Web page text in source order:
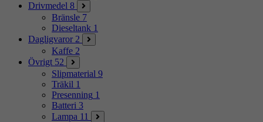
Drivmedel 8
Bränsle 7
Dieseltank 1
Dagligvaror 2
Kaffe 2
Övrigt 52
Slipmaterial 9
Träkil 1
Presenning 1
Batteri 3
Lampa 11